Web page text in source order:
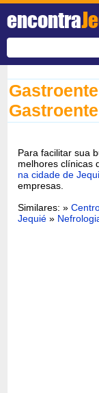
encontra
Para facilitar sua
melhores clínicas
na cidade de
empresas.
Similares: »
Jequié »